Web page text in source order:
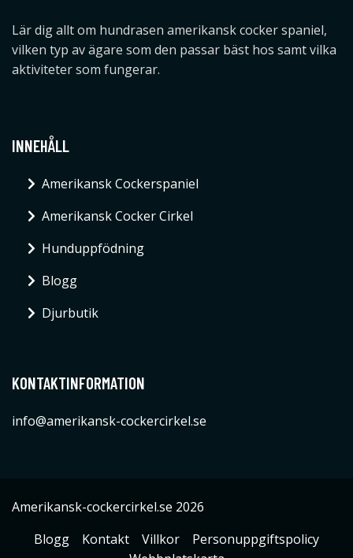
Lär dig allt om hundrasen amerikansk cocker spaniel,
vilken typ av ägare som den passar bäst hos samt vilka
aktiviteter som fungerar.
INNEHÅLL
Amerikansk Cockerspaniel
Amerikansk Cocker Cirkel
Hunduppfödning
Blogg
Djurbutik
KONTAKTINFORMATION
info@amerikansk-cockercirkel.se
Amerikansk-cockercirkel.se 2026
Blogg
Kontakt Villkor
Personuppgiftspolicy